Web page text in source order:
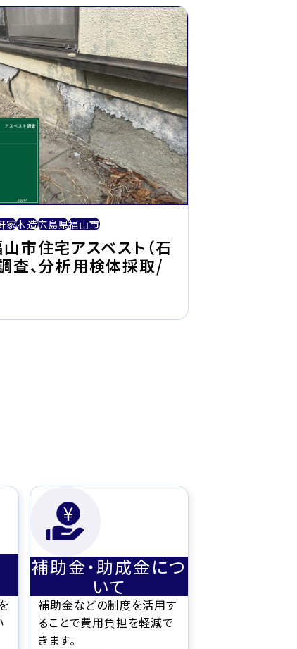
家木造広島県福山市
市住宅アスベスト（石
査、分析用検体採取/
補助金・助成金につ
いて
補助金などの制度を活用す
ることで費用負担を軽減で
きます。